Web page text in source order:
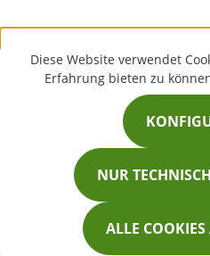
Diese Website verwendet
Erfahrung bieten zu
NUR
ALLE